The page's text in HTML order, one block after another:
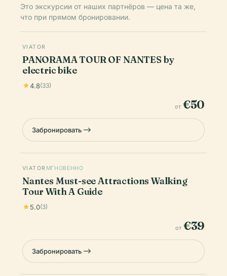
Это экскурсии от наших партнёров — цена та же,
что при прямом бронировании.
VIATOR
PANORAMA TOUR OF NANTES by
electric bike
4.8(33)
от €50
Забронировать
VIATOR МГНОВЕННО
Nantes Must-see Attractions Walking
Tour With A Guide
5.0(3)
от €39
Забронировать